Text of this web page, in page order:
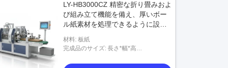
25シート/分 硬い箱機
最もよい価格を得なさい
ビデオ
自動紙箱の製造業機械
LY-HB3000CZ 精密な折り畳みおよ
び組み立て機能を備え、厚いボー
ル紙素材を処理できるように設計
材料: 板紙
完成品のサイズ: 長さ*幅*高